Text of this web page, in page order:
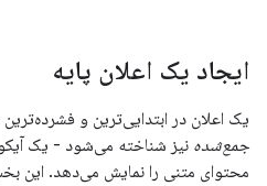
ایجاد یک اعلان پایه
یک اعلان در ابتدایی‌ترین و
جمع‌شده نیز شناخته می‌شود - یک
محتوای متنی را نمایش می‌دهد. این